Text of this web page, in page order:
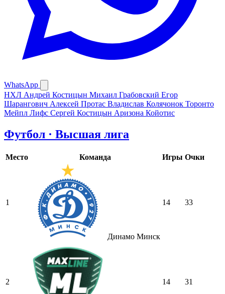
WhatsApp
НХЛ Андрей Костицын Михаил Грабовский Егор
Шарангович Алексей Протас Владислав Колячонок Торонто
Мейпл Лифс Сергей Костицын Аризона Койотис
Футбол · Высшая лига
Место Команда Игры Очки
1
Динамо Минск
14 33
2 14 31